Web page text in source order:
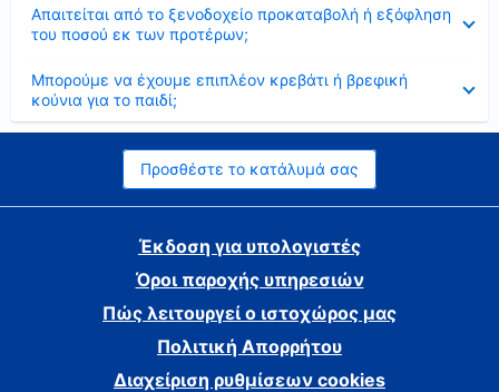
Απαιτείται από το ξενοδοχείο προκαταβολή ή εξόφληση
του ποσού εκ των προτέρων;
Μπορούμε να έχουμε επιπλέον κρεβάτι ή βρεφική
κούνια για το παιδί;
Προσθέστε το κατάλυμά σας
Έκδοση για υπολογιστές
Όροι παροχής υπηρεσιών
Πώς λειτουργεί ο ιστοχώρος μας
Πολιτική Απορρήτου
Διαχείριση ρυθμίσεων cookies